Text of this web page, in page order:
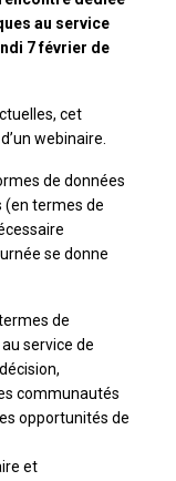
au service
7 février de
cet
webinaire.
de données
(en termes de
se donne
de
service de
communautés
opportunités de
et